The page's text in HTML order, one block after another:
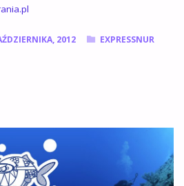
2012 EXPRESSNUR